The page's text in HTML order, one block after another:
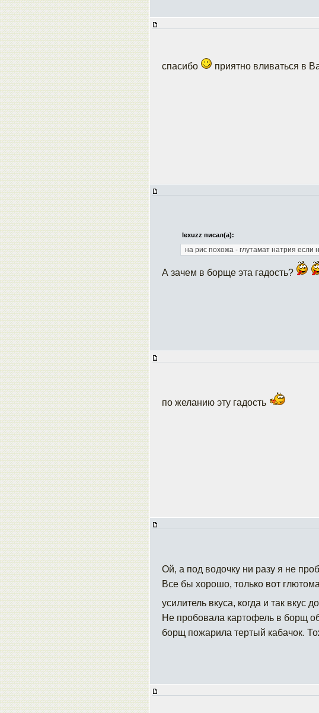
спасибо приятно вливаться в
lexuzz писал(а):
на рис похожа - глутамат натрия
А зачем в борще эта гадость?
по желанию эту гадость
Ой, а под водочку ни разу я не
Все бы хорошо, только вот
усилитель вкуса, когда и так вкус
Не пробовала картофель в борщ
борщ пожарила тертый кабачок.